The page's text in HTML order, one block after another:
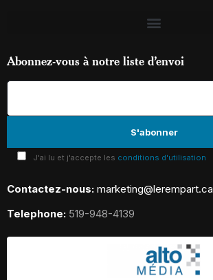
Abonnez-vous à notre liste d’envoi
J'ai lu et j'accepte les conditions d'utilisation
Contactez-nous: marketing@lerempart.ca
Telephone: 519-948-4139